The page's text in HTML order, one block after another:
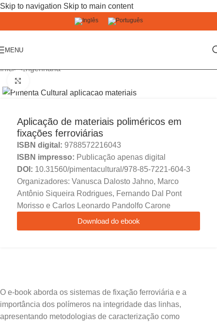
Skip to navigation Skip to main content
MENU
Início/Engenharia
Aplicação de materiais poliméricos em
fixações ferroviárias
ISBN digital: 9788572216043
ISBN impresso: Publicação apenas digital
DOI: 10.31560/pimentacultural/978-85-7221-604-3
Organizadores: Vanusca Dalosto Jahno, Marco
Antônio Siqueira Rodrigues, Fernando Dal Pont
Morisso e Carlos Leonardo Pandolfo Carone
Download do ebook
O e-book aborda os sistemas de fixação ferroviária e a
importância dos polímeros na integridade das linhas,
apresentando metodologias de caracterização como